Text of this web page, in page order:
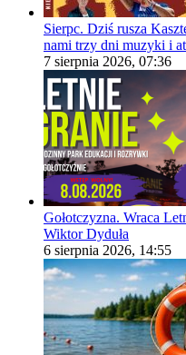
Sierpc. Dziś rusza
nami trzy dni muzyki i
7 sierpnia 2026, 07:36
Gołotczyzna. Wraca
Wiktor Dyduła
6 sierpnia 2026, 14:55